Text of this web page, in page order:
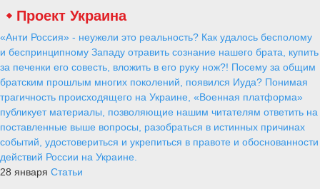
Проект Украина
«Анти Россия» - неужели это реальность? Как удалось бесполому
и беспринципному Западу отравить сознание нашего брата, купить
за печенки его совесть, вложить в его руку нож?! Посему за общим
братским прошлым многих поколений, появился Иуда? Понимая
трагичность происходящего на Украине, «Военная платформа»
публикует материалы, позволяющие нашим читателям ответить на
поставленные выше вопросы, разобраться в истинных причинах
событий, удостовериться и укрепиться в правоте и обоснованности
действий России на Украине.
28 января Статьи